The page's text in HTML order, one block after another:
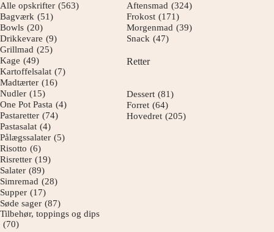
Alle opskrifter (563)
Bagværk (51)
Bowls (20)
Drikkevare (9)
Grillmad (25)
Kage (49)
Kartoffelsalat (7)
Madtærter (16)
Nudler (15)
One Pot Pasta (4)
Pastaretter (74)
Pastasalat (4)
Pålægssalater (5)
Risotto (6)
Risretter (19)
Salater (89)
Simremad (28)
Supper (17)
Søde sager (87)
Tilbehør, toppings og dips
(70)
Aftensmad (324)
Frokost (171)
Morgenmad (39)
Snack (47)
Retter
Dessert (81)
Forret (64)
Hovedret (205)